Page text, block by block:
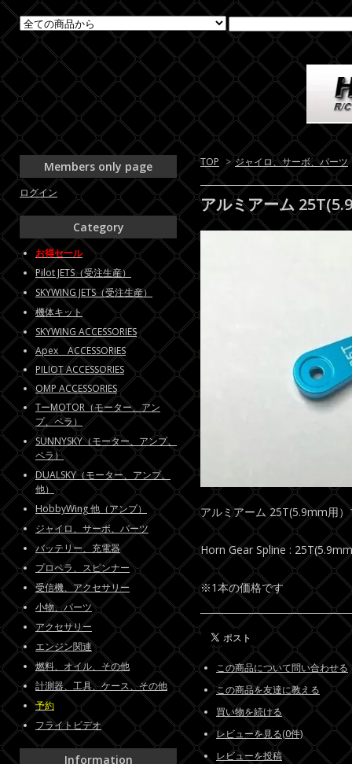
TOP > ジャイロ、サーボ、パーツ
アルミアーム
アルミアーム 25T(5.9mm用
Horn Gear Spline :
※1本の価格です
この商品について問い合わせる
この商品を友達に教える
買い物を続ける
レビューを見る(0件)
レビューを投稿
Members only page
ログイン
Category
お得セール
Pilot JETS（受注生産）
SKYWING JETS（受注生産）
機体キット
SKYWING ACCESSORIES
Apex ACCESSORIES
PILIOT ACCESSORIES
OMP ACCESSORIES
TーMOTOR（モーター、アン
プ、ペラ）
SUNNYSKY（モーター、アンプ、
ペラ）
DUALSKY（モーター、アンプ、
他）
HobbyWing 他（アンプ）
ジャイロ、サーボ、パーツ
バッテリー、充電器
プロペラ、スピンナー
受信機、アクセサリー
小物、パーツ
アクセサリー
エンジン関連
燃料、オイル、その他
計測器、工具、ケース、その他
予約
フライトビデオ
Information